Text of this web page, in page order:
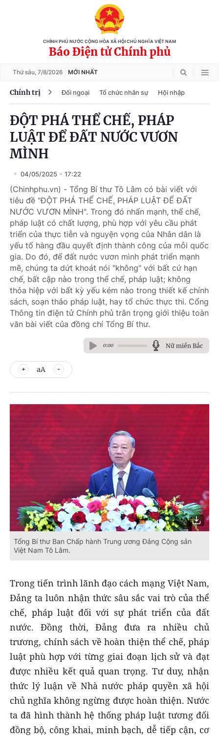
CHÍNH PHỦ NƯỚC CỘNG HÒA XÃ HỘI CHỦ NGHĨA VIỆT NAM
Báo Điện tử Chính phủ
Thứ sáu, 7/8/2026 MỚI NHẤT
Chính trị Đối ngoại Tổ chức nhân sự Hội nhập
ĐỘT PHÁ THỂ CHẾ, PHÁP
LUẬT ĐỂ ĐẤT NƯỚC VƯƠN
MÌNH
04/05/2025 17:22
(Chinhphu.vn) - Tổng Bí thư Tô Lâm có bài viết với
tiêu đề "ĐỘT PHÁ THỂ CHẾ, PHÁP LUẬT ĐỂ ĐẤT
NƯỚC VƯƠN MÌNH". Trong đó nhấn mạnh, thể chế,
pháp luật có chất lượng, phù hợp với yêu cầu phát
triển của thực tiễn và nguyện vọng của Nhân dân là
yếu tố hàng đầu quyết định thành công của mỗi quốc
gia. Do đó, để đất nước vươn mình phát triển mạnh
mẽ, chúng ta dứt khoát nói "không" với bất cứ hạn
chế, bất cập nào trong thể chế, pháp luật; không
thỏa hiệp với bất kỳ yếu kém nào trong thiết kế chính
sách, soạn thảo pháp luật, hay tổ chức thực thi. Cổng
Thông tin điện tử Chính phủ trân trọng giới thiệu toàn
văn bài viết của đồng chí Tổng Bí thư.
0:00 Nữ miền Bắc
aA
Tổng Bí thư Ban Chấp hành Trung ương Đảng Cộng sản
Việt Nam Tô Lâm.
Trong tiến trình lãnh đạo cách mạng Việt Nam,
Đảng ta luôn nhận thức sâu sắc vai trò của thể
chế, pháp luật đối với sự phát triển của đất
nước. Đồng thời, Đảng đưa ra nhiều chủ
trương, chính sách về hoàn thiện thể chế, pháp
luật phù hợp với từng giai đoạn lịch sử và đạt
được nhiều kết quả quan trọng. Tư duy, nhận
thức lý luận về Nhà nước pháp quyền xã hội
chủ nghĩa không ngừng được hoàn thiện. Nước
ta đã hình thành hệ thống pháp luật tương đối
đồng bộ, công khai, minh bạch, dễ tiếp cận, cơ